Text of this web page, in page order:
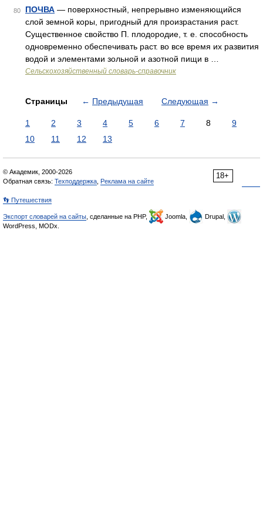
80 ПОЧВА — поверхностный, непрерывно изменяющийся
слой земной коры, пригодный для произрастания раст.
Существенное свойство П. плодородие, т. е. способность
одновременно обеспечивать раст. во все время их развития
водой и элементами зольной и азотной пищи в …
Сельскохозяйственный словарь-справочник
Страницы ← Предыдущая Следующая →
1 2 3 4 5 6 7 8
9
10
11 12 13
18+
© Академик, 2000-2026
Обратная связь: Техподдержка Реклама на сайте
👣 Путешествия
Экспорт словарей на сайты , сделанные на PHP, Joomla,
Drupal,
WordPress, MODx.